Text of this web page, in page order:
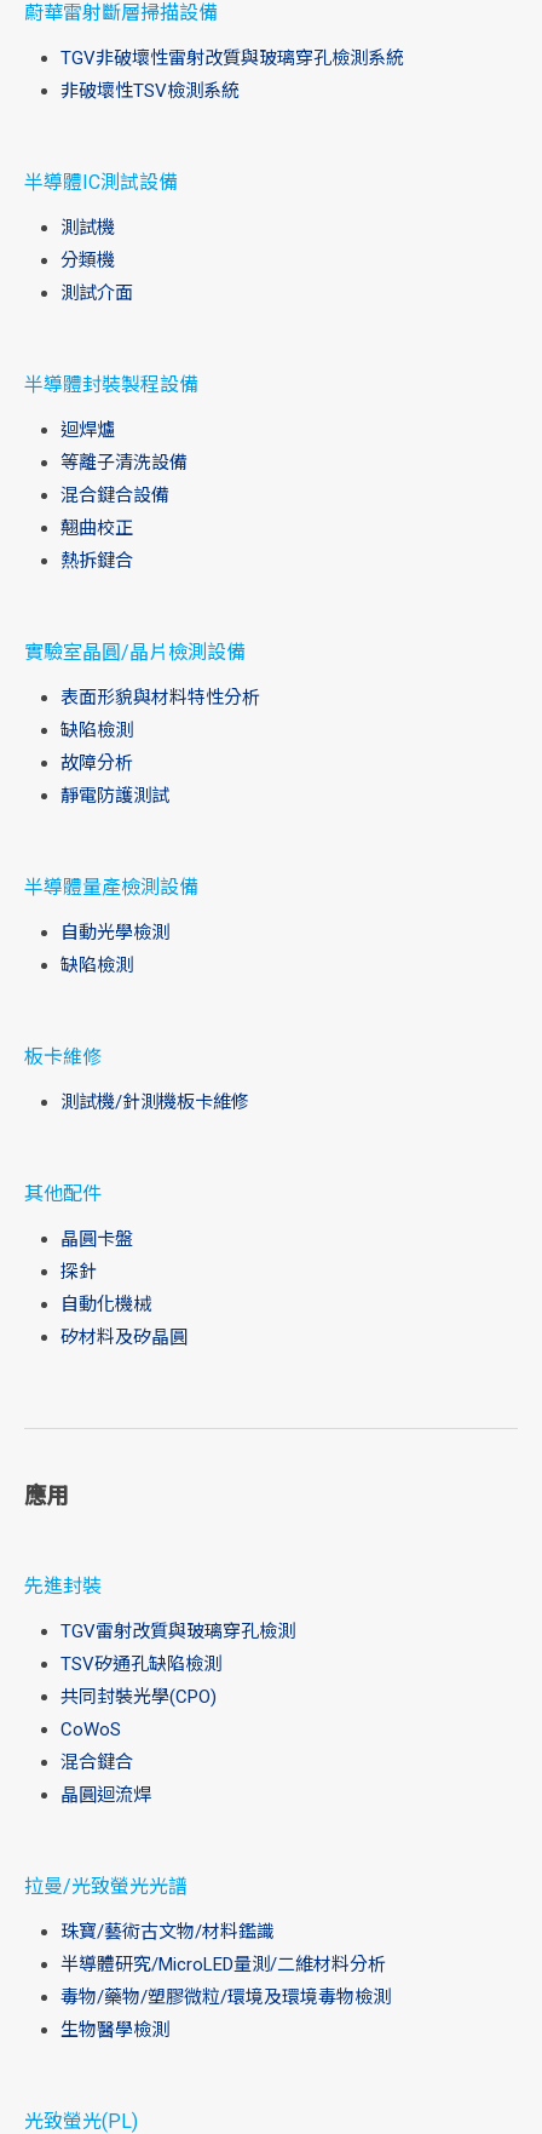
蔚華雷射斷層掃描設備
TGV非破壞性雷射改質與玻璃穿孔檢測系統
非破壞性TSV檢測系統
半導體IC測試設備
測試機
分類機
測試介面
半導體封裝製程設備
迴焊爐
等離子清洗設備
混合鍵合設備
翹曲校正
熱拆鍵合
實驗室晶圓/晶片檢測設備
表面形貌與材料特性分析
缺陷檢測
故障分析
靜電防護測試
半導體量產檢測設備
自動光學檢測
缺陷檢測
板卡維修
測試機/針測機板卡維修
其他配件
晶圓卡盤
探針
自動化機械
矽材料及矽晶圓
應用
先進封裝
TGV雷射改質與玻璃穿孔檢測
TSV矽通孔缺陷檢測
共同封裝光學(CPO)
CoWoS
混合鍵合
晶圓迴流焊
拉曼/光致螢光光譜
珠寶/藝術古文物/材料鑑識
半導體研究/MicroLED量測/二維材料分析
毒物/藥物/塑膠微粒/環境及環境毒物檢測
生物醫學檢測
光致螢光(PL)